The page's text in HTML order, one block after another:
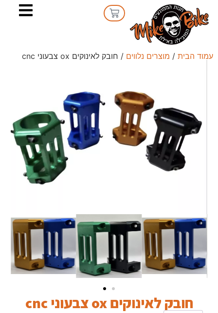
עמוד הבית / מוצרים נלווים / חובק לאינוקים ox צבעוני cnc
חובק לאינוקים ox צבעוני cnc